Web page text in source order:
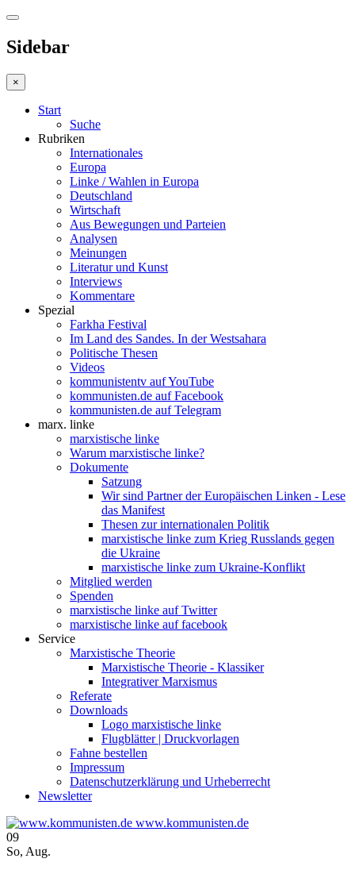
Sidebar
×
Start
Suche
Rubriken
Internationales
Europa
Linke / Wahlen in Europa
Deutschland
Wirtschaft
Aus Bewegungen und Parteien
Analysen
Meinungen
Literatur und Kunst
Interviews
Kommentare
Spezial
Farkha Festival
Im Land des Sandes. In der Westsahara
Politische Thesen
Videos
kommunistentv auf YouTube
kommunisten.de auf Facebook
kommunisten.de auf Telegram
marx. linke
marxistische linke
Warum marxistische linke?
Dokumente
Satzung
Wir sind Partner der Europäischen Linken - Lese
das Manifest
Thesen zur internationalen Politik
marxistische linke zum Krieg Russlands gegen
die Ukraine
marxistische linke zum Ukraine-Konflikt
Mitglied werden
Spenden
marxistische linke auf Twitter
marxistische linke auf facebook
Service
Marxistische Theorie
Marxistische Theorie - Klassiker
Integrativer Marxismus
Referate
Downloads
Logo marxistische linke
Flugblätter | Druckvorlagen
Fahne bestellen
Impressum
Datenschutzerklärung und Urheberrecht
Newsletter
www.kommunisten.de
09
So, Aug.